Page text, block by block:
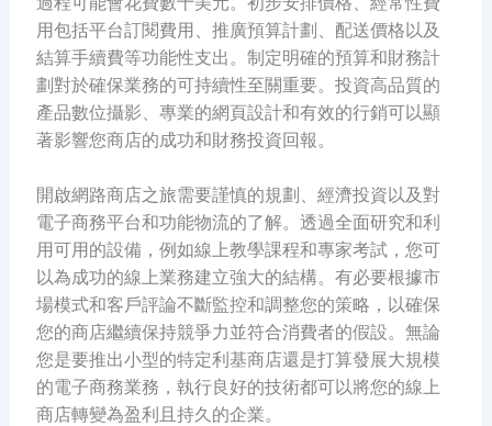
用包括平台訂閱費用、推廣預算計劃、配送價格以及
結算手續費等功能性支出。制定明確的預算和財務計
劃對於確保業務的可持續性至關重要。投資高品質的
產品數位攝影、專業的網頁設計和有效的行銷可以顯
著影響您商店的成功和財務投資回報。
開啟網路商店之旅需要謹慎的規劃、經濟投資以及對
電子商務平台和功能物流的了解。透過全面研究和利
用可用的設備，例如線上教學課程和專家考試，您可
以為成功的線上業務建立強大的結構。有必要根據市
場模式和客戶評論不斷監控和調整您的策略，以確保
您的商店繼續保持競爭力並符合消費者的假設。無論
您是要推出小型的特定利基商店還是打算發展大規模
的電子商務業務，執行良好的技術都可以將您的線上
商店轉變為盈利且持久的企業。